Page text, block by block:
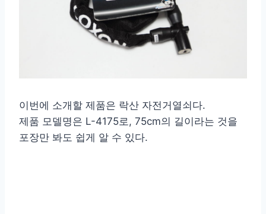
이번에 소개할 제품은 락산 자전거열쇠다.
제품 모델명은 L-4175로, 75cm의 길이라는 것을
포장만 봐도 쉽게 알 수 있다.